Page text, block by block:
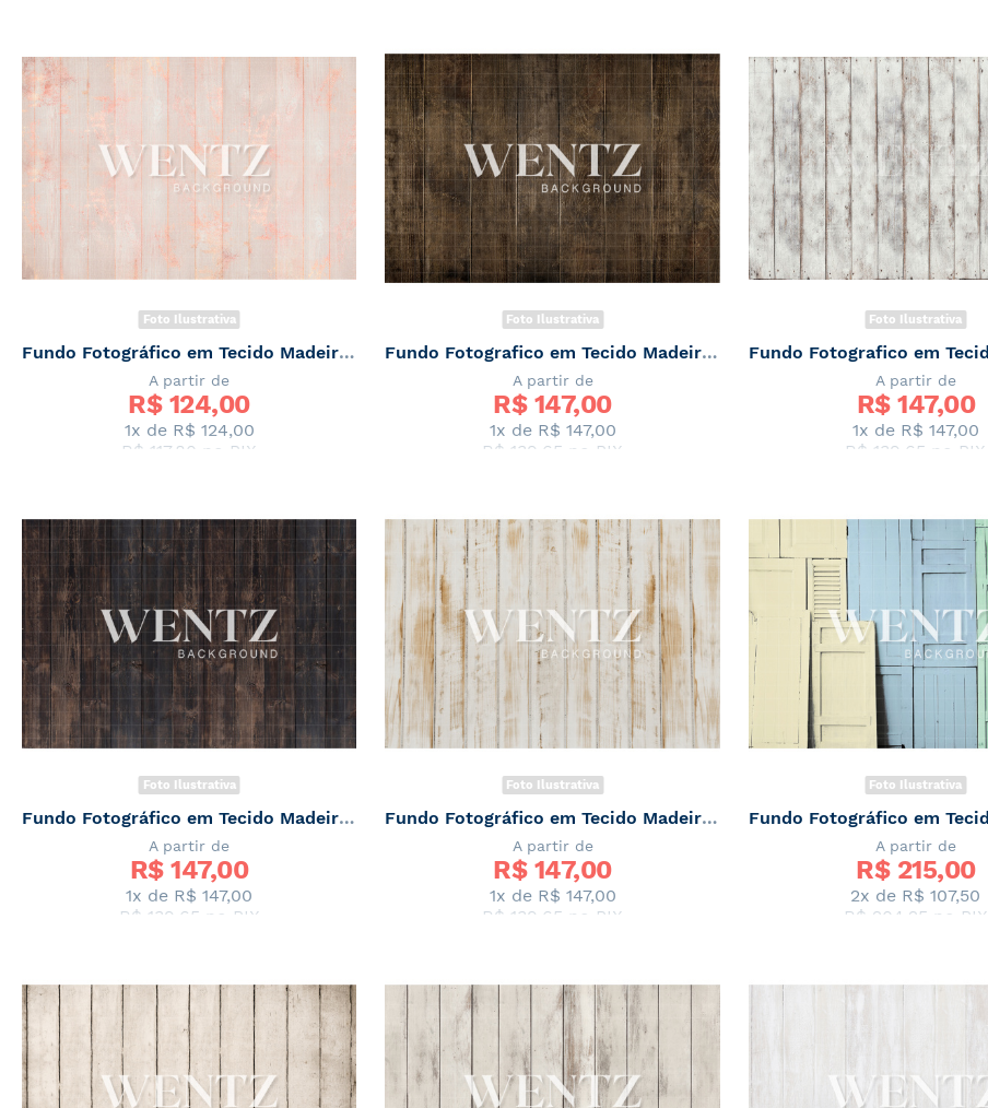
Foto Ilustrativa
Fundo Fotográfico em Tecido Madeira Rosa Brilho Newborn / Backdrop 2046
A partir de
R$ 124,00
1x de R$ 124,00
R$ 117,80 no PIX
Foto Ilustrativa
Fundo Fotografico em Tecido Madeira Escura / Backdrop 2057
A partir de
R$ 147,00
1x de R$ 147,00
R$ 139,65 no PIX
Foto Ilustrativa
A partir de
R$ 147,00
1x de R$ 147,00
R$ 139,65 no PIX
Foto Ilustrativa
Fundo Fotográfico em Tecido Madeira Escura Newborn / Backdrop 2037
A partir de
R$ 147,00
1x de R$ 147,00
R$ 139,65 no PIX
Foto Ilustrativa
Fundo Fotográfico em Tecido Madeira Newborn / Backdrop 2036
A partir de
R$ 147,00
1x de R$ 147,00
R$ 139,65 no PIX
Foto Ilustrativa
A partir de
R$ 215,00
2x de R$ 107,50
R$ 204,25 no PIX